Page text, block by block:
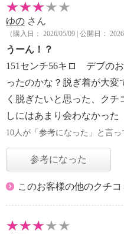
ゆの さん
（購入日： 2026/05/09 | 公開日：
うーん！？
151センチ56キロ デブの
ったのかな？脱ぎ着が大
く脱ぎたいと思った、ク
しにはあまり会わなかっ
10人が「参考になった」と言っ
参考になった
このお客様の他のクチコ